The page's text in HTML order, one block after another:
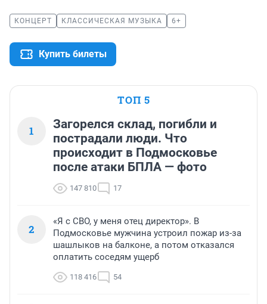
КОНЦЕРТ КЛАССИЧЕСКАЯ МУЗЫКА 6+
Купить билеты
ТОП 5
1
Загорелся склад, погибли и
пострадали люди. Что
происходит в Подмосковье
после атаки БПЛА — фото
147 810 17
2
«Я с СВО, у меня отец директор». В
Подмосковье мужчина устроил пожар из-за
шашлыков на балконе, а потом отказался
оплатить соседям ущерб
118 416 54